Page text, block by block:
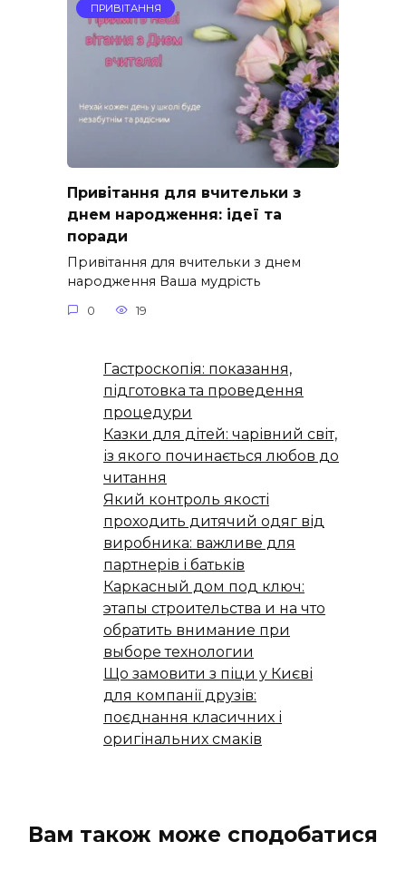
ПРИВІТАННЯ
Привітання для вчительки з
днем народження: ідеї та
поради
Привітання для вчительки з днем
народження Ваша мудрість
0 19
Гастроскопія: показання,
підготовка та проведення
процедури
Казки для дітей: чарівний світ,
із якого починається любов до
читання
Який контроль якості
проходить дитячий одяг від
виробника: важливе для
партнерів і батьків
Каркасный дом под ключ:
этапы строительства и на что
обратить внимание при
выборе технологии
Що замовити з піци у Києві
для компанії друзів:
поєднання класичних і
оригінальних смаків
Вам також може сподобатися